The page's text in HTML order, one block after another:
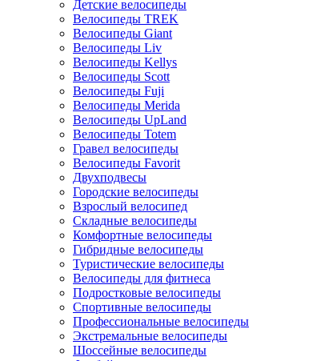
Детские велосипеды
Велосипеды TREK
Велосипеды Giant
Велосипеды Liv
Велосипеды Kellys
Велосипеды Scott
Велосипеды Fuji
Велосипеды Merida
Велосипеды UpLand
Велосипеды Totem
Гравел велосипеды
Велосипеды Favorit
Двухподвесы
Городские велосипеды
Взрослый велосипед
Складные велосипеды
Комфортные велосипеды
Гибридные велосипеды
Туристические велосипеды
Велосипеды для фитнеса
Подростковые велосипеды
Спортивные велосипеды
Профессиональные велосипеды
Экстремальные велосипеды
Шоссейные велосипеды